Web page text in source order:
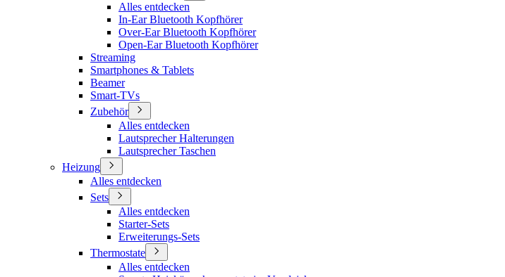
Alles entdecken
In-Ear Bluetooth Kopfhörer
Over-Ear Bluetooth Kopfhörer
Open-Ear Bluetooth Kopfhörer
Streaming
Smartphones & Tablets
Beamer
Smart-TVs
Zubehör
Alles entdecken
Lautsprecher Halterungen
Lautsprecher Taschen
Heizung
Alles entdecken
Sets
Alles entdecken
Starter-Sets
Erweiterungs-Sets
Thermostate
Alles entdecken